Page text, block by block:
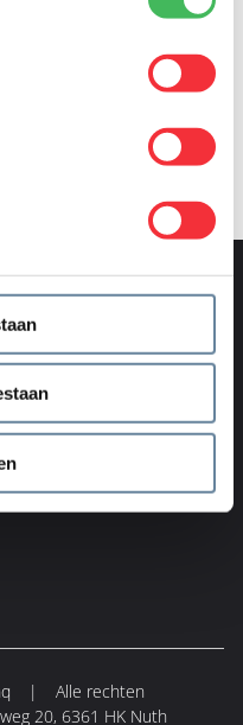
expertises
Development
Operations
|
Alle rechten
20, 6361 HK Nuth